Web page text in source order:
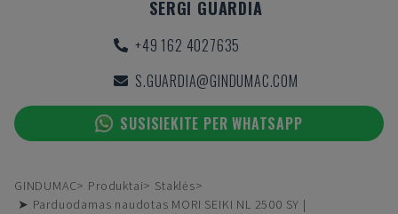
SERGI GUARDIA
+49 162 4027635
S.GUARDIA@GINDUMAC.COM
SUSISIEKITE PER WHATSAPP
GINDUMAC Produktai
Staklės
➤ Parduodamas naudotas MORI SEIKI NL 2500 SY |